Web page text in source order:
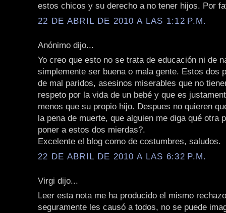
estos chicos y su derecho a no tener hijos. Por
22 DE ABRIL DE 2010 A LAS 1:12 P.M.
Anónimo dijo...
Yo creo que esto no se trata de educación ni de
simplemente ser buena o mala gente. Estos dos
de mal paridos, asesinos miserables que no
respeto por la vida de un bebé y que es
menos que su propio hijo. Despues no quieren
la pena de muerte, que alguien me diga qué otra
poner a estos dos mierdas?.
Excelente el blog como de costumbres, saludos.
22 DE ABRIL DE 2010 A LAS 6:32 P.M.
Virgi dijo...
Leer esta nota me ha producido el mismo
seguramente les causó a todos, no se puede